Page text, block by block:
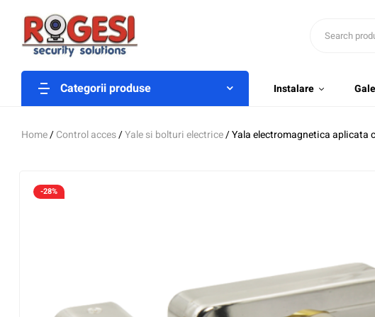
Categorii produse Instalare
Home/Control acces/Yale si bolturi electrice/ Yala electromagnetica aplicata
-28%